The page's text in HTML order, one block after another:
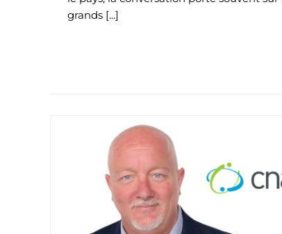
grands [...]